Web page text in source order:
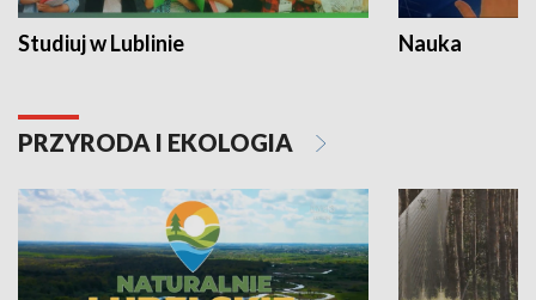
Studiuj w Lublinie Nauka
PRZYRODA I EKOLOGIA